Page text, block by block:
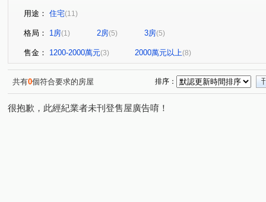
用途： 住宅(11)
格局： 1房(1) 2房(5) 3房(5)
售金： 1200-2000萬元(3) 2000萬元以上(8)
共有0個符合要求的房屋 排序：
很抱歉，此經紀業者未刊登售屋廣告唷！